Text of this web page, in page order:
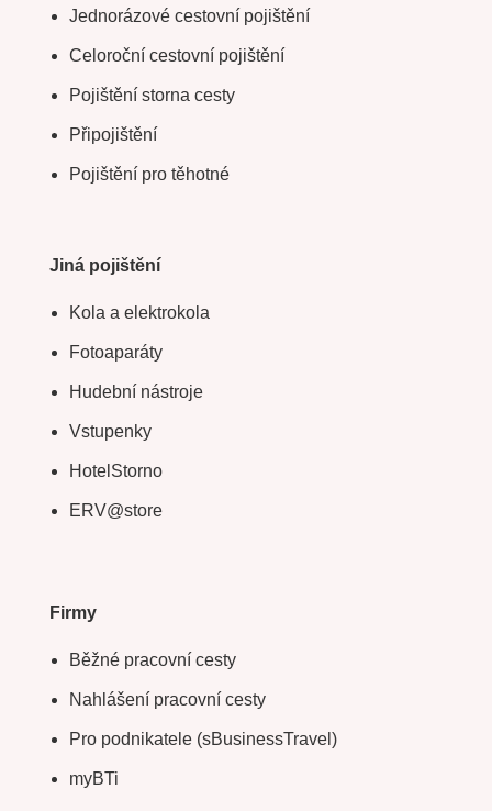
Jednorázové cestovní pojištění
Celoroční cestovní pojištění
Pojištění storna cesty
Připojištění
Pojištění pro těhotné
Jiná pojištění
Kola a elektrokola
Fotoaparáty
Hudební nástroje
Vstupenky
HotelStorno
ERV@store
Firmy
Běžné pracovní cesty
Nahlášení pracovní cesty
Pro podnikatele (sBusinessTravel)
myBTi